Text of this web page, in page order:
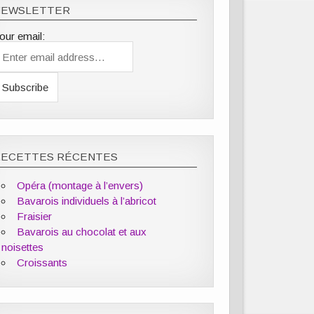
email:
RÉCENTES
Opéra (montage à l’envers)
Bavarois individuels à l’abricot
Fraisier
Bavarois au chocolat et aux
noisettes
Croissants